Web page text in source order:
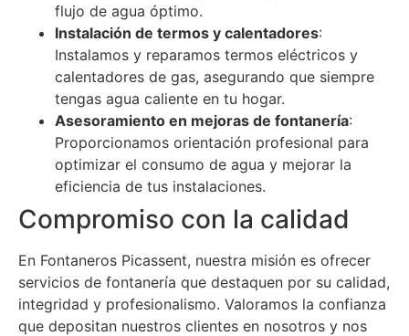
flujo de agua óptimo.
Instalación de termos y calentadores:
Instalamos y reparamos termos eléctricos y
calentadores de gas, asegurando que siempre
tengas agua caliente en tu hogar.
Asesoramiento en mejoras de fontanería:
Proporcionamos orientación profesional para
optimizar el consumo de agua y mejorar la
eficiencia de tus instalaciones.
Compromiso con la calidad
En Fontaneros Picassent, nuestra misión es ofrecer
servicios de fontanería que destaquen por su calidad,
integridad y profesionalismo. Valoramos la confianza
que depositan nuestros clientes en nosotros y nos